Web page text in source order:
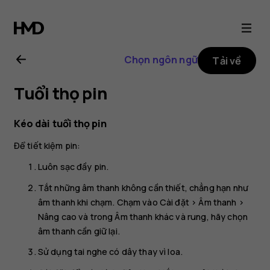
Hướng
dẫn
sử
dụng
Nokia
Chọn ngôn ngữ Tải về
Tuổi thọ pin
Kéo dài tuổi thọ pin
Để tiết kiệm pin:
Luôn sạc đầy pin.
Tắt những âm thanh không cần thiết, chẳng hạn như
âm thanh khi chạm. Chạm vào Cài đặt > Âm thanh >
Nâng cao và trong Âm thanh khác và rung, hãy chọn
âm thanh cần giữ lại.
Sử dụng tai nghe có dây thay vì loa.